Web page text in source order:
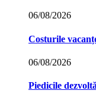
06/08/2026
Costurile
06/08/2026
Piedicile